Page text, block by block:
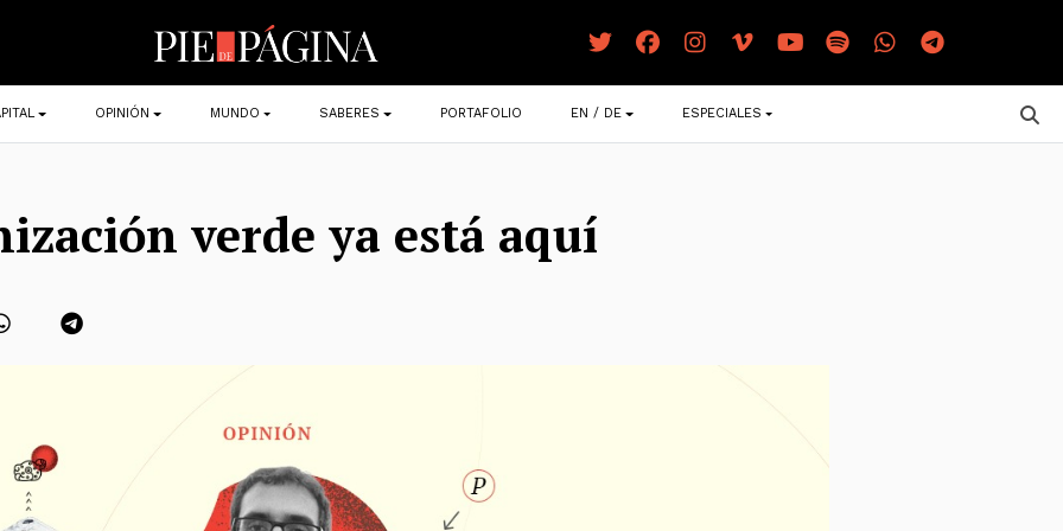
OPINIÓN MUNDO SABERES PORTAFOLIO EN / DE ESPECIALES
verde ya está aquí